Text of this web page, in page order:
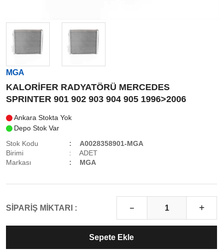
MGA
KALORİFER RADYATÖRÜ MERCEDES
SPRINTER 901 902 903 904 905 1996>2006
Ankara Stokta Yok
Depo Stok Var
Stok Kodu
A0028358901-MGA
Birimi
ADET
Markası
MGA
SİPARİŞ MİKTARI :
Sepete Ekle